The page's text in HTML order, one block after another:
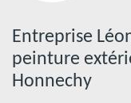
Entreprise
peinture
Honnechy